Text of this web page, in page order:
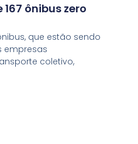
ônibus zero
que estão sendo
empresas
coletivo,